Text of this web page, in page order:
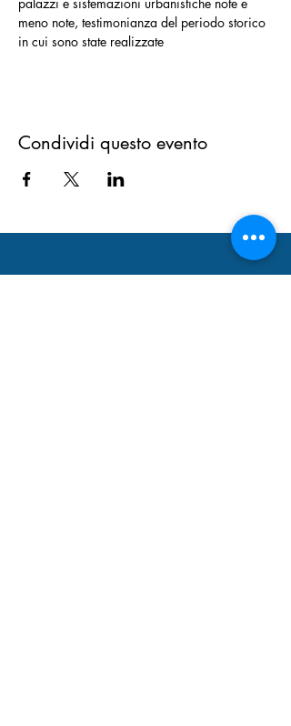
meno note, testimonianza del periodo storico
in cui sono state realizzate
Condividi questo evento